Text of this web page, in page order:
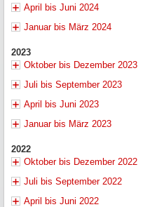
April bis Juni 2024
Januar bis März 2024
2023
Oktober bis Dezember 2023
Juli bis September 2023
April bis Juni 2023
Januar bis März 2023
2022
Oktober bis Dezember 2022
Juli bis September 2022
April bis Juni 2022